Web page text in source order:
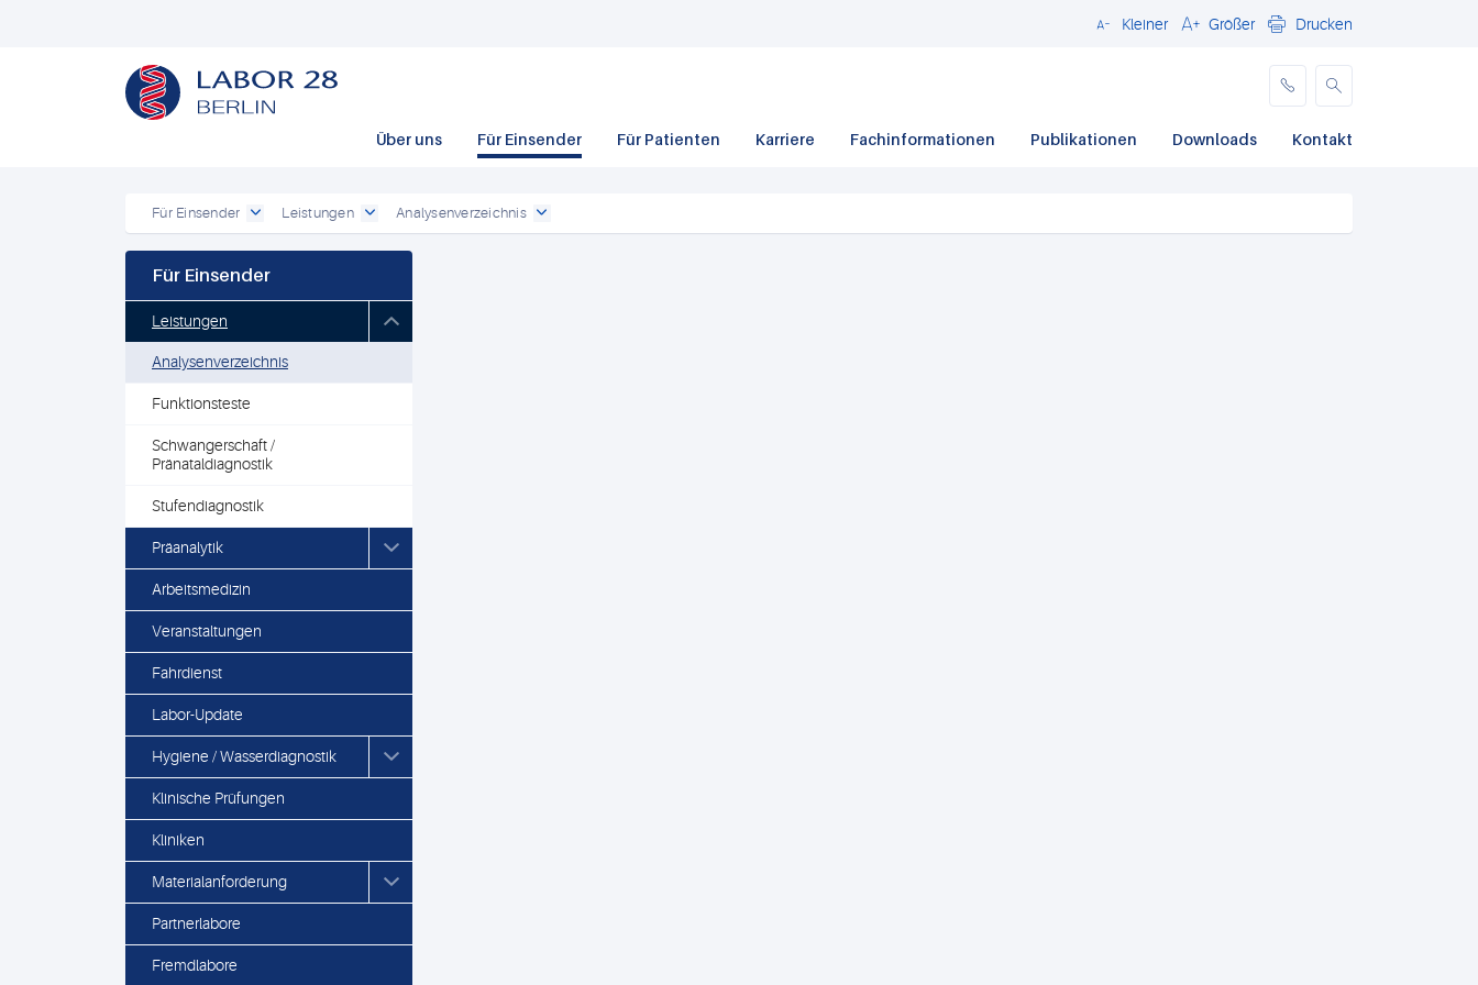
Schließen
Kleiner Größer Drucken
Über uns Für Einsender Für Patienten Karriere Fachinformationen Publikationen Downloads Kontakt
Für Einsender Leistungen Analysenverzeichnis
Für Einsender
Leistungen
Analysenverzeichnis
Funktionsteste
Schwangerschaft /
Pränataldiagnostik
Stufendiagnostik
Präanalytik
Arbeitsmedizin
Veranstaltungen
Fahrdienst
Labor-Update
Hygiene / Wasserdiagnostik
Klinische Prüfungen
Kliniken
Materialanforderung
Partnerlabore
Fremdlabore